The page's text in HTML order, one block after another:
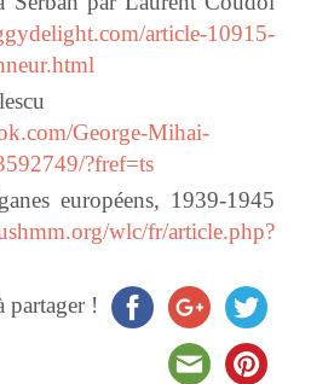
article-10915-
George-Mihai-
?fref=ts
européens, 1939-1945
wlc/fr/article.php?
partager !